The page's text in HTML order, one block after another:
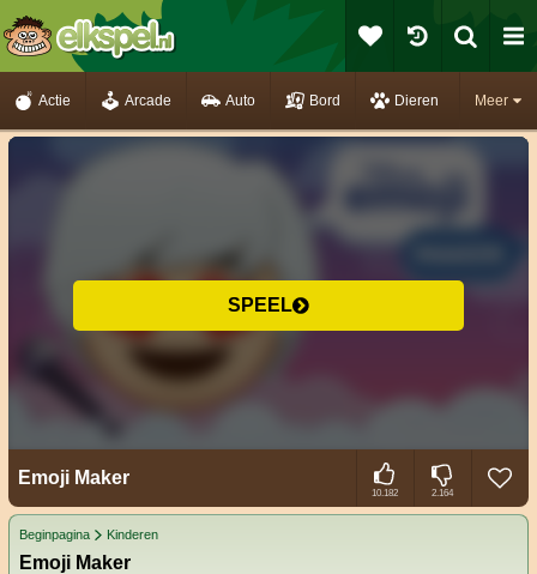
Meer
Actie Arcade Auto Bord Dieren
SPEEL
Emoji Maker
10.182 2.164
Beginpagina Kinderen
Emoji Maker